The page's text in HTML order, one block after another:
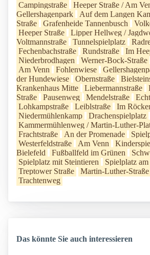
Campingstraße Heeper Straße / Am
Gellershagenpark
Auf dem Langen
Straße
Grafenheide Tannenbusch
Heeper Straße
Lipper Hellweg /
Voltmannstraße
Tunnelspielplatz
Fechenbachstraße
Rundstraße
Im
Niederbrodhagen
Werner-Bock-Straße
Am Venn
Fohlenwiese
der Hundewiese
Obernstraße
Krankenhaus Mitte
Liebermannstraße
Straße
Pausenweg Mendelstraße
Lohkampstraße
Leiblstraße
Im
Niedermühlenkamp
Drachenspielplatz
Kammermühlenweg / Martin-Luther-
Frachtstraße
An der Promenade
Westerfeldstraße
Am Venn
Bielefeld
Fußballfeld im Grünen
Spielplatz mit Steintieren
Spielplatz
Treptower Straße
Martin-Luther-Straße
Trachtenweg
Das könnte Sie auch interessieren